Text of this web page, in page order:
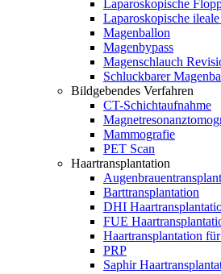
Laparoskopische
Laparoskopische
Magenballon
Magenbypass
Magenschlauch
Schluckbarer
Bildgebendes Verfahren
CT-Schichtaufnahme
Mammografie
PET Scan
Haartransplantation
Barttransplantation
DHI
FUE
Haartransplantation
PRP
Saphir